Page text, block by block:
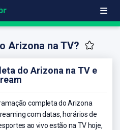
Arizona na TV?
do Arizona na TV e
completa do Arizona
com datas, horários de
ao vivo estão na TV hoje,